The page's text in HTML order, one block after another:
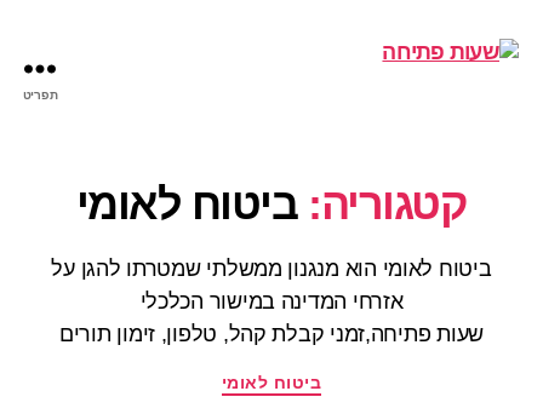
תפריט
קטגוריה: ביטוח לאומי
ביטוח לאומי הוא מנגנון ממשלתי שמטרתו להגן על
אזרחי המדינה במישור הכלכלי
שעות פתיחה,זמני קבלת קהל, טלפון, זימון תורים
קטגוריות
ביטוח לאומי